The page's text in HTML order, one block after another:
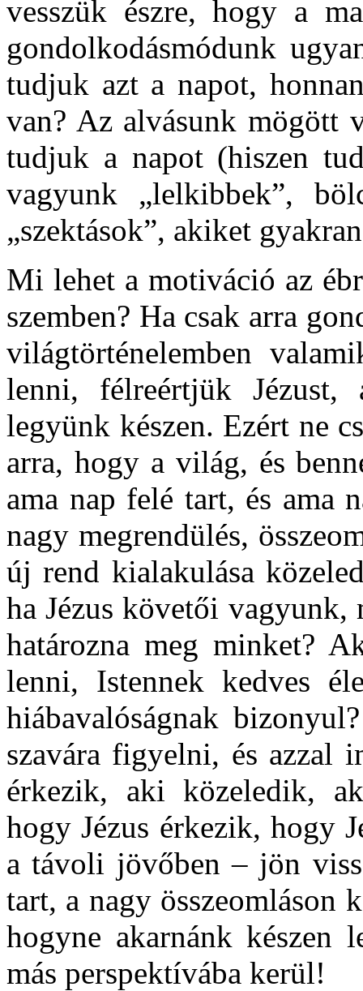
vesszük észre, hogy a
gondolkodásmódunk
tudjuk azt a napot,
van? Az alvásunk mögött
tudjuk a napot (hiszen
vagyunk „lelkibbek”,
„szektások”, akiket
Mi lehet a motiváció az
szemben? Ha csak arra
világtörténelemben
lenni, félreértjük
legyünk készen. Ezért ne
arra, hogy a világ, és
ama nap felé tart, és ama
nagy megrendülés,
új rend kialakulása
ha Jézus követői
határozna meg minket?
lenni, Istennek kedves
hiábavalóságnak
szavára figyelni, és azzal
érkezik, aki közeledik,
hogy Jézus érkezik, hogy
a távoli jövőben – jön
tart, a nagy összeomláson
hogyne akarnánk készen
más perspektívába kerül!